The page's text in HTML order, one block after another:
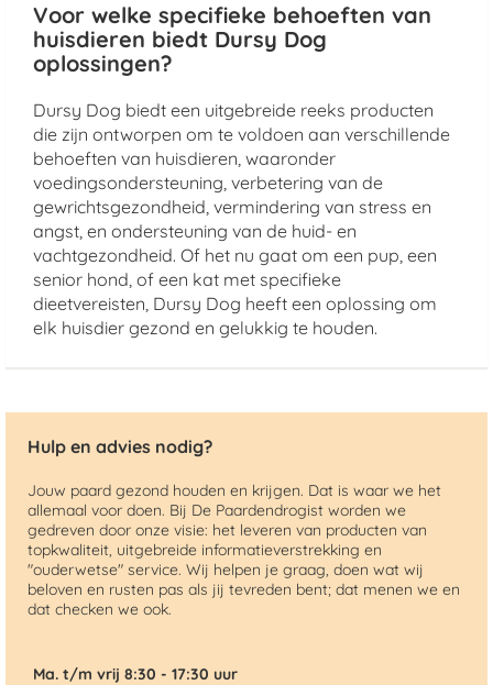
Voor welke specifieke behoeften van
huisdieren biedt Dursy Dog
oplossingen?
Dursy Dog biedt een uitgebreide reeks producten
die zijn ontworpen om te voldoen aan verschillende
behoeften van huisdieren, waaronder
voedingsondersteuning, verbetering van de
gewrichtsgezondheid, vermindering van stress en
angst, en ondersteuning van de huid- en
vachtgezondheid. Of het nu gaat om een pup, een
senior hond, of een kat met specifieke
dieetvereisten, Dursy Dog heeft een oplossing om
elk huisdier gezond en gelukkig te houden.
Hulp en advies nodig?
Jouw paard gezond houden en krijgen. Dat is waar we het
allemaal voor doen. Bij De Paardendrogist worden we
gedreven door onze visie: het leveren van producten van
topkwaliteit, uitgebreide informatieverstrekking en
"ouderwetse" service. Wij helpen je graag, doen wat wij
beloven en rusten pas als jij tevreden bent; dat menen we en
dat checken we ook.
Ma. t/m vrij 8:30 - 17:30 uur